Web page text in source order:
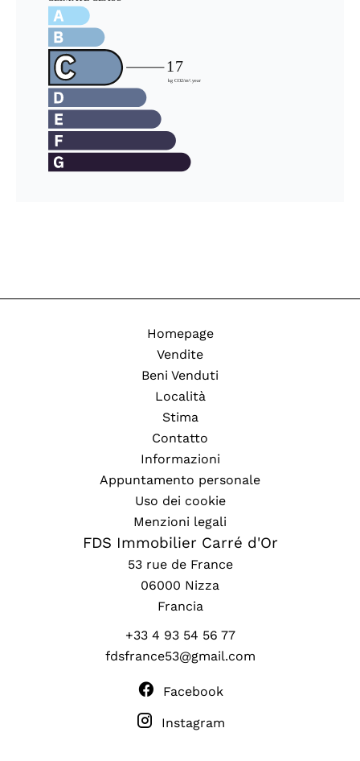
Homepage
Vendite
Beni Venduti
Località
Stima
Contatto
Informazioni
Appuntamento personale
Uso dei cookie
Menzioni legali
FDS Immobilier Carré d'Or
53 rue de France
06000 Nizza
Francia
+33 4 93 54 56 77
fdsfrance53@gmail.com
Facebook
Instagram